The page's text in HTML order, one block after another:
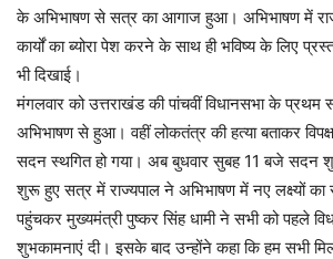
के अभिभाषण से सत्र का आगाज हुआ। अभिभाषण में
कार्यों का ब्योरा पेश करने के साथ ही भविष्य के लिए
भी दिखाई।
मंगलवार को उत्तराखंड की पांचवीं विधानसभा के
अभिभाषण से हुआ। वहीं लोकतंत्र की हत्या बताकर
सदन स्थगित हो गया। अब बुधवार सुबह 11 बजे सदन
शुरू हुए सत्र में राज्यपाल ने अभिभाषण में नए लक्ष्यों
पहुंचकर मुख्यमंत्री पुष्कर सिंह धामी ने सभी को पहले
शुभकामनाएं दी। इसके बाद उन्होंने कहा कि हम सभी